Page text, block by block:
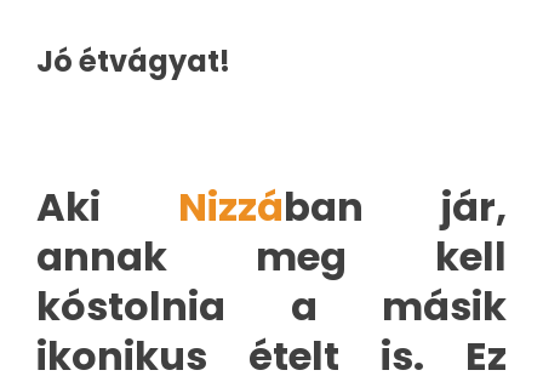
Jó étvágyat!
Aki Nizzában jár,
annak meg kell
kóstolnia a másik
ikonikus ételt is. Ez